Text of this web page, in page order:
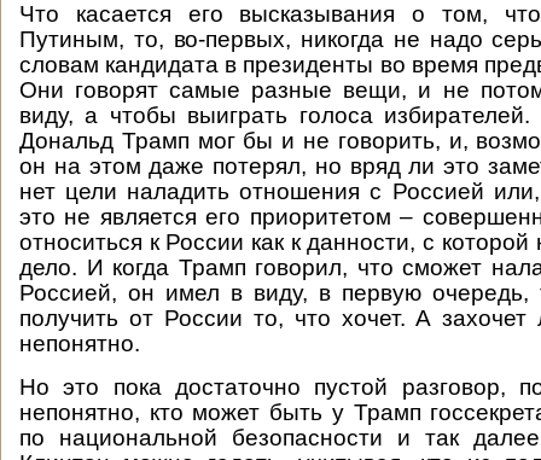
Что касается его высказывания о том,
Путиным, то, во-первых, никогда не надо
словам кандидата в президенты во время
Они говорят самые разные вещи, и не
виду, а чтобы выиграть голоса избирателей.
Дональд Трамп мог бы и не говорить, и,
он на этом даже потерял, но вряд ли это
нет цели наладить отношения с Россией
это не является его приоритетом –
относиться к России как к данности, с которой
дело. И когда Трамп говорил, что сможет
Россией, он имел в виду, в первую очередь,
получить от России то, что хочет. А
непонятно.
Но это пока достаточно пустой разговор,
непонятно, кто может быть у Трамп
по национальной безопасности и так